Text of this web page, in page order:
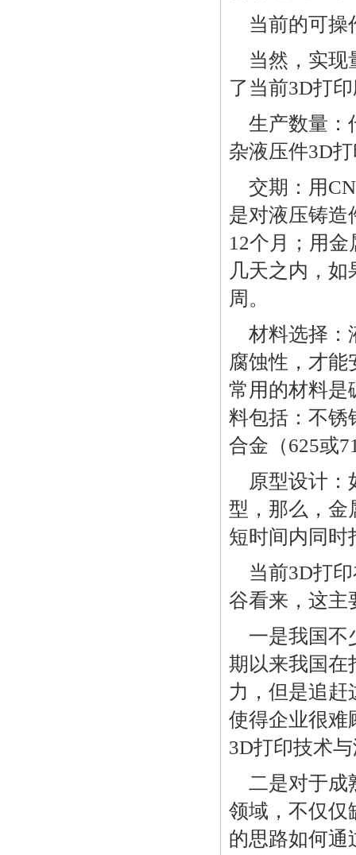
当前的可操
当然，实现
了当前3D打
生产数量：
杂液压件3D
交期：用
是对液压铸造
12个月；用
几天之内，
周。
材料选择：
腐蚀性，才能
常用的材料是
料包括：不锈
合金（625或
原型设计：
型，那么，金
短时间内同时
当前3D打
谷看来，这主
一是我国不
期以来我国在
力，但是追赶
使得企业很难
3D打印技术
二是对于成
领域，不仅仅
的思路如何通